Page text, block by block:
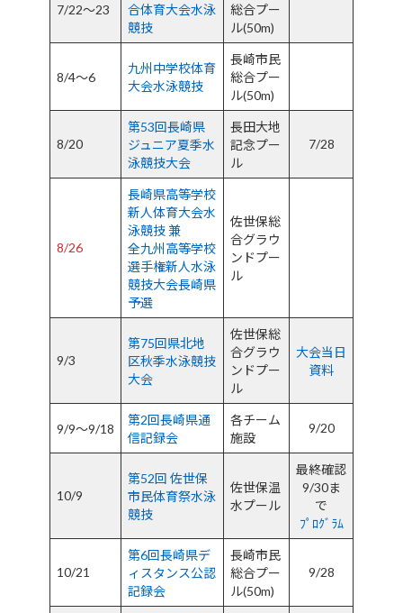
7/22～23
合体育大会水泳
競技
総合プー
ル(50m)
8/4～6
九州中学校体育
大会水泳競技
長崎市民
総合プー
ル(50m)
8/20
第53回長崎県
ジュニア夏季水
泳競技大会
長田大地
記念プー
ル
7/28
8/26
長崎県高等学校
新人体育大会水
泳競技 兼
全九州高等学校
選手権新人水泳
競技大会長崎県
予選
佐世保総
合グラウ
ンドプー
ル
9/3
第75回県北地
区秋季水泳競技
大会
佐世保総
合グラウ
ンドプー
ル
大会当日
資料
9/9～9/18
第2回長崎県通
信記録会
各チーム
施設
9/20
10/9
第52回 佐世保
市民体育祭水泳
競技
佐世保温
水プール
最終確認
9/30ま
で
ﾌﾟﾛｸﾞﾗﾑ
10/21
第6回長崎県デ
ィスタンス公認
記録会
長崎市民
総合プー
ル(50m)
9/28